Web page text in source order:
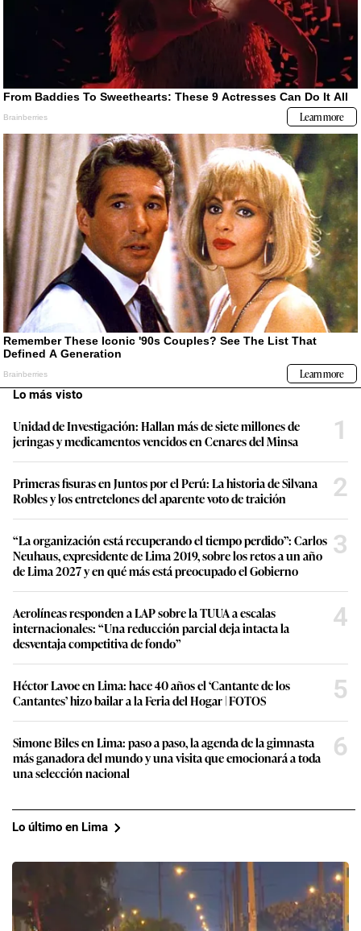
Lo más visto
Unidad de Investigación: Hallan más de siete millones de
jeringas y medicamentos vencidos en Cenares del Minsa
1
Primeras fisuras en Juntos por el Perú: La historia de Silvana
Robles y los entretelones del aparente voto de traición
2
“La organización está recuperando el tiempo perdido”: Carlos
Neuhaus, expresidente de Lima 2019, sobre los retos a un año
de Lima 2027 y en qué más está preocupado el Gobierno
3
Aerolíneas responden a LAP sobre la TUUA a escalas
internacionales: “Una reducción parcial deja intacta la
desventaja competitiva de fondo”
4
Héctor Lavoe en Lima: hace 40 años el ‘Cantante de los
Cantantes’ hizo bailar a la Feria del Hogar | FOTOS
5
Simone Biles en Lima: paso a paso, la agenda de la gimnasta
más ganadora del mundo y una visita que emocionará a toda
una selección nacional
6
Lo último en Lima